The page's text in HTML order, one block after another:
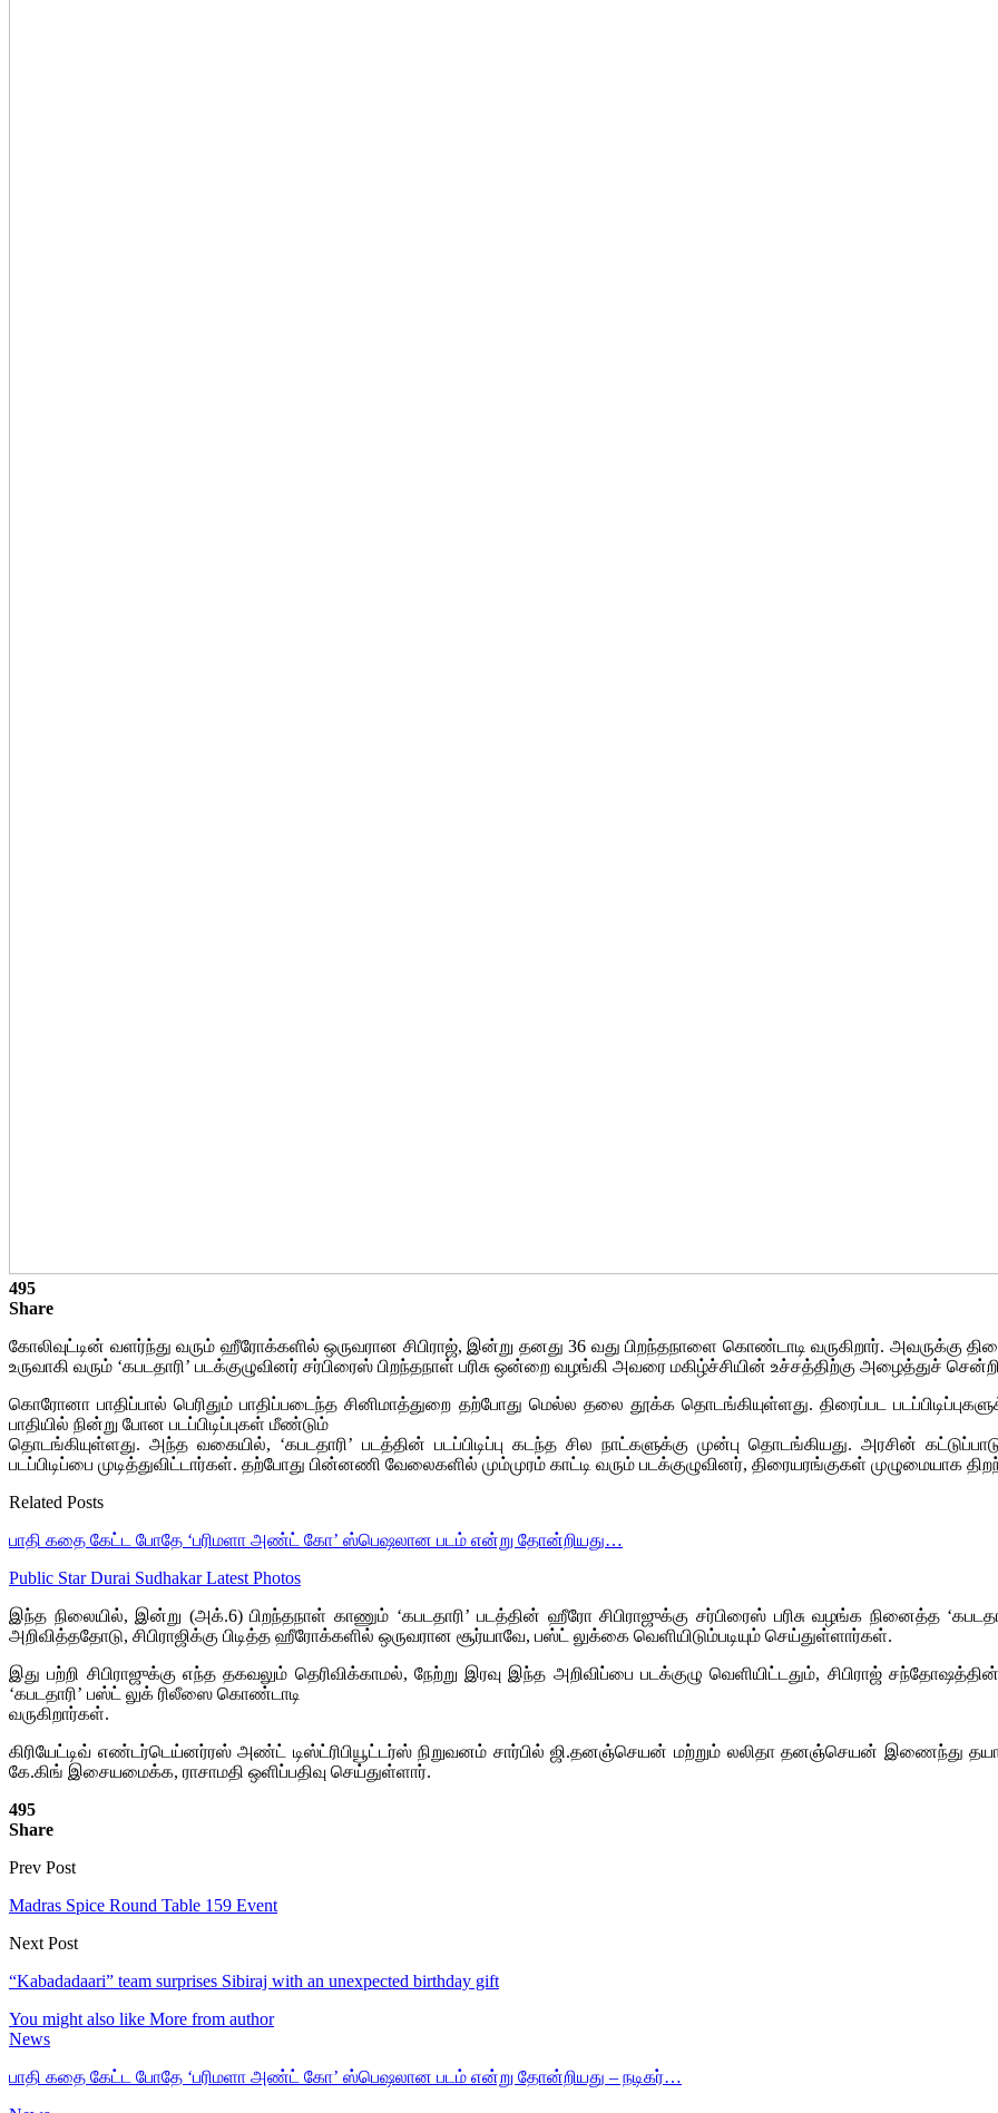
495
Share
கோலிவுட்டின் வளர்ந்து வரும் ஹீரோக்களில் ஒருவரான சிபிராஜ், இன்று தனது 36 வது பிறந்தநாளை கொண்டாடி வருகிறார். அவருக்கு
உருவாகி வரும் ‘கபடதாரி’ படக்குழுவினர் சர்பிரைஸ் பிறந்தநாள் பரிசு ஒன்றை வழங்கி அவரை மகிழ்ச்சியின் உச்சத்திற்கு அழைத்துச்
கொரோனா பாதிப்பால் பெரிதும் பாதிப்படைந்த சினிமாத்துறை தற்போது மெல்ல தலை தூக்க தொடங்கியுள்ளது. திரைப்பட
பாதியில் நின்று போன படப்பிடிப்புகள் மீண்டும்
தொடங்கியுள்ளது. அந்த வகையில், ‘கபடதாரி’ படத்தின் படப்பிடிப்பு கடந்த சில நாட்களுக்கு முன்பு தொடங்கியது. அரசின்
படப்பிடிப்பை முடித்துவிட்டார்கள். தற்போது பின்னணி வேலைகளில் மும்முரம் காட்டி வரும் படக்குழுவினர், திரையரங்குகள் முழுமையாக
Related Posts
பாதி கதை கேட்ட போதே ‘பரிமளா அண்ட் கோ’ ஸ்பெஷலான படம் என்று தோன்றியது…
Public Star Durai Sudhakar Latest Photos
இந்த நிலையில், இன்று (அக்.6) பிறந்தநாள் காணும் ‘கபடதாரி’ படத்தின் ஹீரோ சிபிராஜுக்கு சர்பிரைஸ் பரிசு வழங்க நினைத்த
அறிவித்ததோடு, சிபிராஜிக்கு பிடித்த ஹீரோக்களில் ஒருவரான சூர்யாவே, பஸ்ட் லுக்கை வெளியிடும்படியும் செய்துள்ளார்கள்.
இது பற்றி சிபிராஜுக்கு எந்த தகவலும் தெரிவிக்காமல், நேற்று இரவு இந்த அறிவிப்பை படக்குழு வெளியிட்டதும், சிபிராஜ்
‘கபடதாரி’ பஸ்ட் லுக் ரிலீஸை கொண்டாடி
வருகிறார்கள்.
கிரியேட்டிவ் எண்டர்டெய்னர்ரஸ் அண்ட் டிஸ்ட்ரிபியூட்டர்ஸ் நிறுவனம் சார்பில் ஜி.தனஞ்செயன் மற்றும் லலிதா தனஞ்செயன் இணைந்து
கே.கிங் இசையமைக்க, ராசாமதி ஒளிப்பதிவு செய்துள்ளார்.
495
Share
Prev Post
Madras Spice Round Table 159 Event
Next Post
“Kabadadaari” team surprises Sibiraj with an unexpected birthday gift
You might also like More from author
News
பாதி கதை கேட்ட போதே ‘பரிமளா அண்ட் கோ’ ஸ்பெஷலான படம் என்று தோன்றியது – நடிகர்…